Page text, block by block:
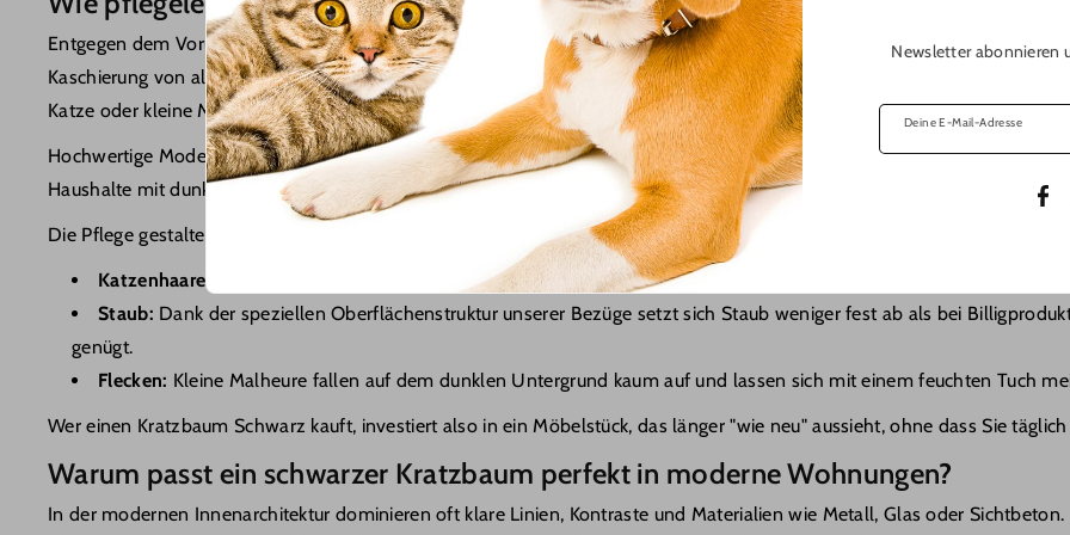
Newsletter abonnieren
Deine E-Mail-Adresse
Kratzbaum Blau
Kratzbaum Braun
Kratzbaum grau
Kratzbaum Schwarz
Sisal Kratzbaum
Kratzbaum ohne Plüsch
Eck Kratzbaum
Main Coon Kratzbaum
t
e
g
o
:
Entgegen dem Vorurteil, dass dunkle Möbel jeden Makel offenbaren, erweist sich einKratzbaum Schwarz
im Alltag als
Kaschierung von alltäglichen Gebrauchsspuren. Während helle Plüsch- oder Stoffoberflächen mit der Zeit oft grau oder
Katze oder kleine Missgeschicke –, behält eine dunkle Oberfläche ihre farbliche Tiefe deutlich länger.
Hochwertige Modelle bei Pawsometime verwenden zudemSisal, das schwarz durchgefärbt ist, sodass auch nach
Haushalte mit dunklen Katzenrassen ist diese Farbwahl ohnehin unschlagbar, da ausgefallene Haare nahezu unsichtbar
Die Pflege gestaltet sich denkbar einfach:
Katzenhaare:
Mit einer einfachen Fusselrolle oder einem feuchten Gummihandschuh lassen sich Haare in Sekunden
Staub: Dank der speziellen Oberflächenstruktur unserer Bezüge setzt sich Staub weniger fest ab als bei
genügt.
Flecken: Kleine Malheure fallen auf dem dunklen Untergrund kaum auf und lassen sich mit einem feuchten Tuch
Wer einen Kratzbaum Schwarz kauft, investiert also in ein Möbelstück, das länger "wie neu" aussieht, ohne dass Sie
Warum passt ein schwarzer Kratzbaum perfekt in moderne Wohnungen?
In der modernen Innenarchitektur dominieren oft klare Linien, Kontraste und Materialien wie Metall, Glas oder